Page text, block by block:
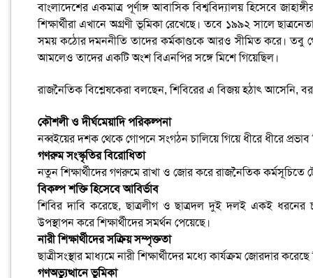
বাংলাদেশের একমাত্র পূর্ণাঙ্গ আবাসিক বিশ্ববিদ্যালয় হিসেবে
শিক্ষার্থীরা এখানে অগ্রণী ভূমিকা রেখেছে। তবে ১৯৯২ সালে
সময় কঠোর দমননীতি তাদের কর্মকাণ্ডকে আরও সীমিত করে। তবু
আমলেও তাদের একটি অংশ বিএনপির সঙ্গে মিশে গিয়েছিল।
রাজনৈতিক বিশ্লেষকেরা বলছেন, শিবিরের এ বিজয় হঠাৎ আসেনি,
কৌশলী ও দীর্ঘমেয়াদি পরিকল্পনা
নব্বইয়ের দশক থেকে গোপনে সংগঠন চালিয়ে গিয়ে ধীরে ধীরে
গণরুম সংস্কৃতির বিরোধিতা
নতুন শিক্ষার্থীদের গণরুমে রাখা ও জোর করে রাজনৈতিক কর্মসূচিতে
বিকল্প শক্তি হিসেবে আবির্ভাব
শিবির দাবি করেছে, ছাত্রলীগ ও ছাত্রদল দুই দলই একই ধরনের
উপস্থাপন করে শিক্ষার্থীদের সমর্থন পেয়েছে।
নারী শিক্ষার্থীদের সক্রিয় সম্পৃক্ততা
ছাত্রীসংস্থার মাধ্যমে নারী শিক্ষার্থীদের মধ্যে কার্যক্রম জোরদার
গণঅভ্যুত্থানে ভূমিকা